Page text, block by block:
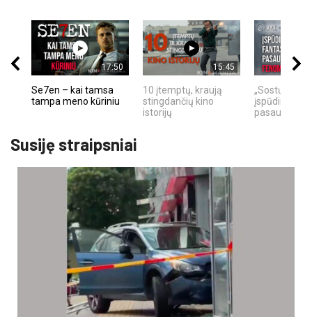
17:50
Se7en – kai tamsa
tampa meno kūriniu
15:45
10 įtemptų, kraują
stingdančių kino
istorijų
„Sostų
įspūdingas
pasaulio
Susiję straipsniai